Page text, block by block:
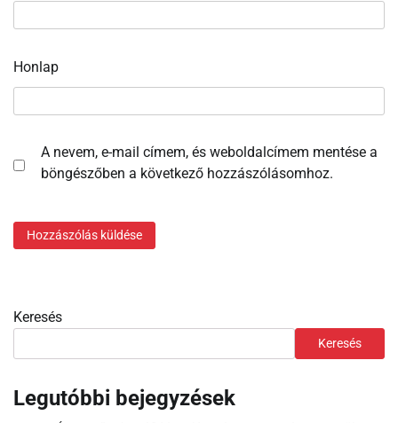
Honlap
A nevem, e-mail címem, és weboldalcímem mentése a
böngészőben a következő hozzászólásomhoz.
Keresés
Keresés
Legutóbbi bejegyzések